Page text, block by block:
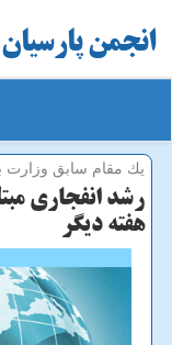
انجمن پارسیان
یك مقام سابق وزارت
هفته دیگر